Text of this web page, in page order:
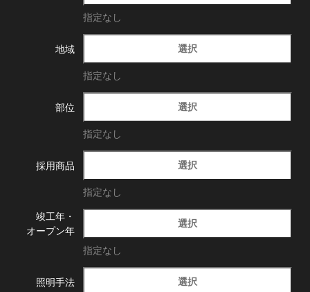
指定なし
地域 選択
指定なし
部位 選択
指定なし
採用商品 選択
指定なし
竣工年・
オープン年
選択
指定なし
照明手法 選択